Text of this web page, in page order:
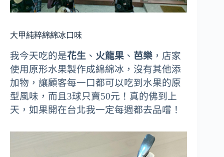
大甲純粹綿綿冰口味
我今天吃的是花生 、 火龍果 、 芭樂 ， 店家
使用原形水果製作成綿綿冰， 沒有其他添
加物，讓顧客每一口都可以吃到水果的原
型風味， 而且3球只賣50元！ 真的佛到上
天， 如果開在台北我一定每週都去品嚐！